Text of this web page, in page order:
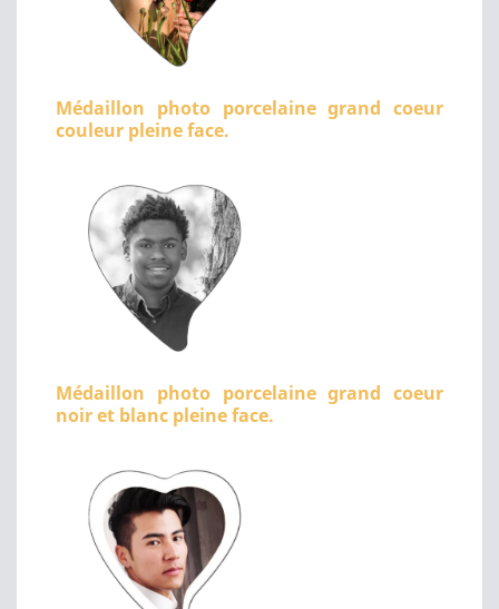
Médaillon photo porcelaine grand coeur
couleur pleine face.
Médaillon photo porcelaine grand coeur
noir et blanc pleine face.